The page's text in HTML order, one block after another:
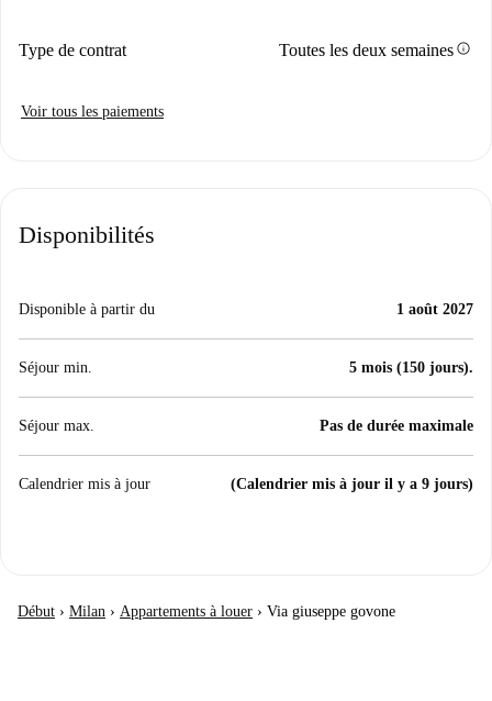
Type de contrat Toutes les deux semainesinfo
Voir tous les paiements
Disponibilités
Disponible à partir du 1 août 2027
Séjour min. 5 mois (150 jours).
Séjour max. Pas de durée maximale
Calendrier mis à jour (Calendrier mis à jour il y a 9 jours)
Début › Milan › Appartements à louer › Via giuseppe govone